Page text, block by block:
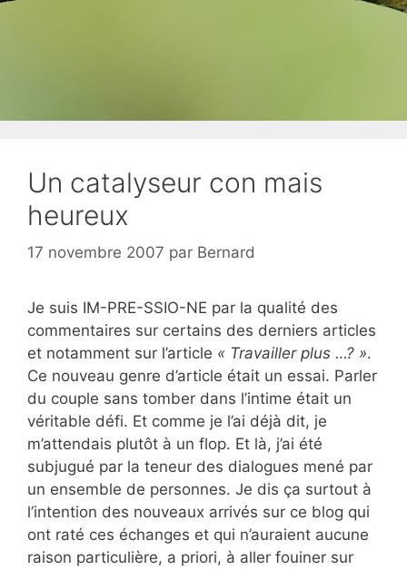
Un catalyseur con mais
heureux
17 novembre 2007 par Bernard
Je suis IM-PRE-SSIO-NE par la qualité des
commentaires sur certains des derniers articles
et notamment sur l’article « Travailler plus …? ».
Ce nouveau genre d’article était un essai. Parler
du couple sans tomber dans l’intime était un
véritable défi. Et comme je l’ai déjà dit, je
m’attendais plutôt à un flop. Et là, j’ai été
subjugué par la teneur des dialogues mené par
un ensemble de personnes. Je dis ça surtout à
l’intention des nouveaux arrivés sur ce blog qui
ont raté ces échanges et qui n’auraient aucune
raison particulière, a priori, à aller fouiner sur